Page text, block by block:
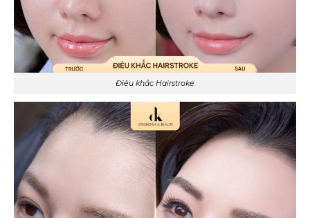
Điêu khắc Hairstroke